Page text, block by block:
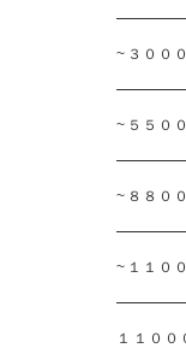
~３００
~５５０
~８８０
~１１０
１１００